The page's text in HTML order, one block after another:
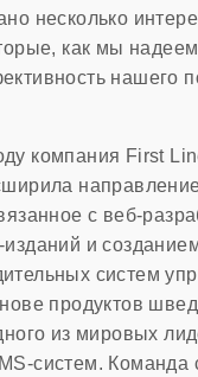
несколько
как мы
нашего
компания First
с веб-
и
систем
продуктов
из мировых
систем. Команда